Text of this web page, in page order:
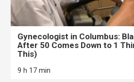
Gynecologist in Columbus:
After 50 Comes Down to 1
This)
9 h 17 min